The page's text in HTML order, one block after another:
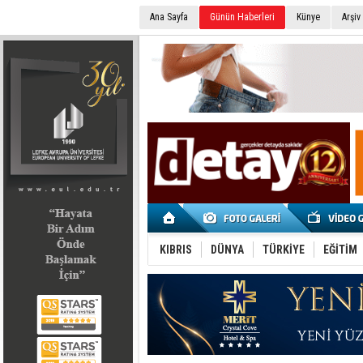
Ana Sayfa Günün Haberleri Künye Arşiv
KIBRIS DÜNYA TÜRKİYE EĞİTİM